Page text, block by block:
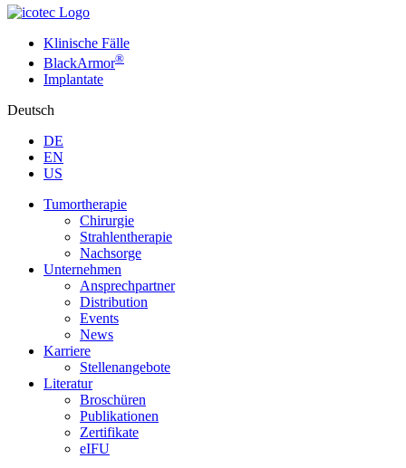
Klinische Fälle
BlackArmor®
Implantate
Deutsch
DE
EN
US
Tumortherapie
Chirurgie
Strahlentherapie
Nachsorge
Unternehmen
Ansprechpartner
Distribution
Events
News
Karriere
Stellenangebote
Literatur
Broschüren
Publikationen
Zertifikate
eIFU